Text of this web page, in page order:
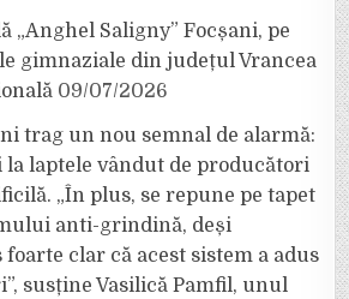
„Anghel Saligny” Focșani, pe
gimnaziale din județul Vrancea
09/07/2026
trag un nou semnal de alarmă:
laptele vândut de producători
„În plus, se repune pe tapet
anti-grindină, deși
clar că acest sistem a adus
susține Vasilică Pamfil, unul